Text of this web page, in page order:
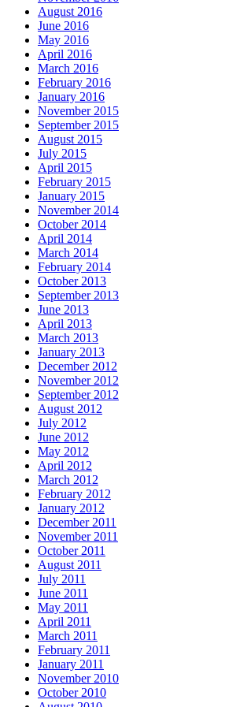
August 2016
June 2016
May 2016
April 2016
March 2016
February 2016
January 2016
November 2015
September 2015
August 2015
July 2015
April 2015
February 2015
January 2015
November 2014
October 2014
April 2014
March 2014
February 2014
October 2013
September 2013
June 2013
April 2013
March 2013
January 2013
December 2012
November 2012
September 2012
August 2012
July 2012
June 2012
May 2012
April 2012
March 2012
February 2012
January 2012
December 2011
November 2011
October 2011
August 2011
July 2011
June 2011
May 2011
April 2011
March 2011
February 2011
January 2011
November 2010
October 2010